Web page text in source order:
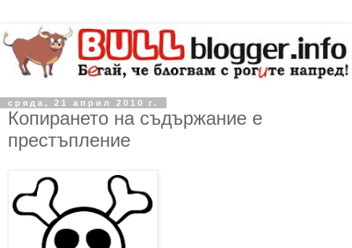
сряда, 21 април 2010 г.
Копирането на съдържание е
престъпление